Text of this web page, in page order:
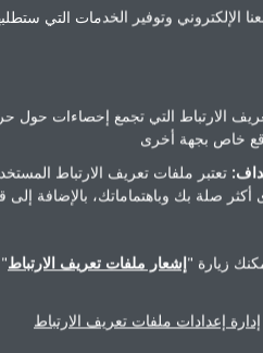
مساعدة؟
الإلكتروني وتوفير الخدمات التي
الارتباط التي تجمع إحصاءات حول
خاص بجهة أخرى
تعتبر ملفات تعريف الارتباط
صلة بك وباهتماماتك، بالإضافة إلى
زيارة "إشعار ملفات تعريف الارتباط
إدارة إعدادات ملفات تعريف الارتباط